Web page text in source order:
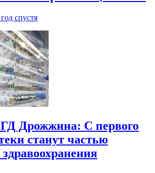
спустя
Дрожжина: С первого
станут частью